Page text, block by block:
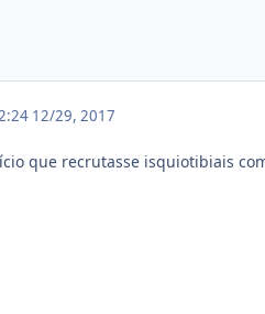
12/29, 2017
que recrutasse isquiotibiais